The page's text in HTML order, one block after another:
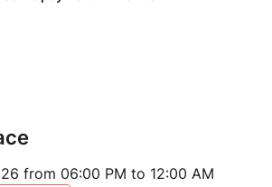
from 06:00 PM to 12:00 AM